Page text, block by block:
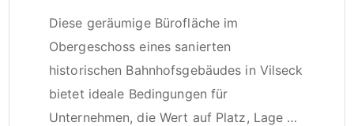
Diese geräumige Bürofläche im
Obergeschoss eines sanierten
historischen Bahnhofsgebäudes in Vilseck
bietet ideale Bedingungen für
Unternehmen, die Wert auf Platz, Lage